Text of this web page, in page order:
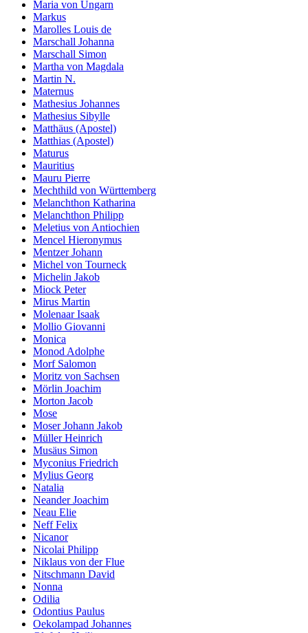
Maria von Ungarn
Markus
Marolles Louis de
Marschall Johanna
Marschall Simon
Martha von Magdala
Martin N.
Maternus
Mathesius Johannes
Mathesius Sibylle
Matthäus (Apostel)
Matthias (Apostel)
Maturus
Mauritius
Mauru Pierre
Mechthild von Württemberg
Melanchthon Katharina
Melanchthon Philipp
Meletius von Antiochien
Mencel Hieronymus
Mentzer Johann
Michel von Tourneck
Michelin Jakob
Miock Peter
Mirus Martin
Molenaar Isaak
Mollio Giovanni
Monica
Monod Adolphe
Morf Salomon
Moritz von Sachsen
Mörlin Joachim
Morton Jacob
Mose
Moser Johann Jakob
Müller Heinrich
Musäus Simon
Myconius Friedrich
Mylius Georg
Natalia
Neander Joachim
Neau Elie
Neff Felix
Nicanor
Nicolai Philipp
Niklaus von der Flue
Nitschmann David
Nonna
Odilia
Odontius Paulus
Oekolampad Johannes